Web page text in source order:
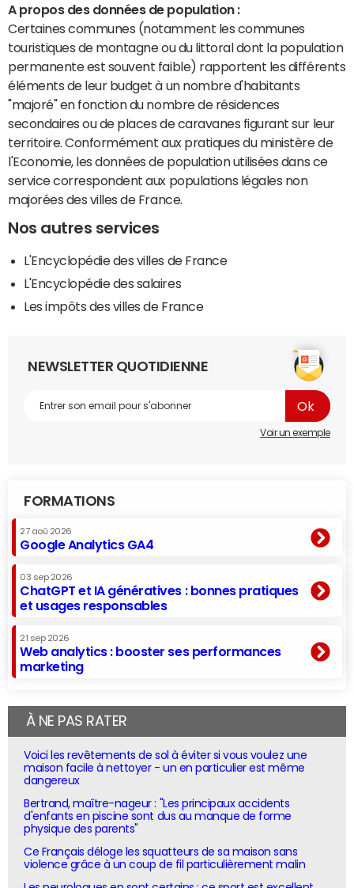
A propos des données de population :
Certaines communes (notamment les communes
touristiques de montagne ou du littoral dont la population
permanente est souvent faible) rapportent les différents
éléments de leur budget à un nombre d'habitants
"majoré" en fonction du nombre de résidences
secondaires ou de places de caravanes figurant sur leur
territoire. Conformément aux pratiques du ministère de
l'Economie, les données de population utilisées dans ce
service correspondent aux populations légales non
majorées des villes de France.
Nos autres services
L'Encyclopédie des villes de France
L'Encyclopédie des salaires
Les impôts des villes de France
NEWSLETTER QUOTIDIENNE
Voir un exemple
FORMATIONS
27 aoû 2026
Google Analytics GA4
03 sep 2026
ChatGPT et IA génératives : bonnes pratiques
et usages responsables
21 sep 2026
Web analytics : booster ses performances
marketing
À NE PAS RATER
Voici les revêtements de sol à éviter si vous voulez une
maison facile à nettoyer - un en particulier est même
dangereux
Bertrand, maître-nageur : "Les principaux accidents
d'enfants en piscine sont dus au manque de forme
physique des parents"
Ce Français déloge les squatteurs de sa maison sans
violence grâce à un coup de fil particulièrement malin